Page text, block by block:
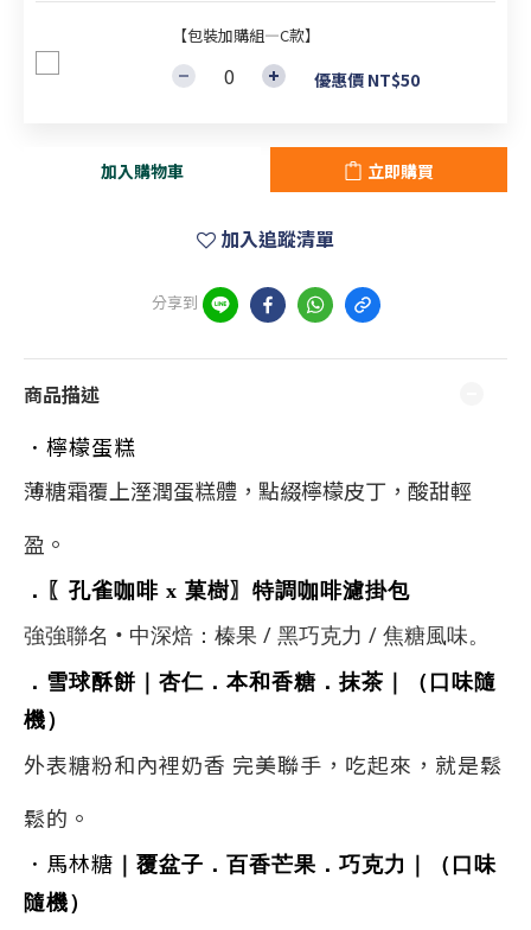
【包裝加購組—C款】
優惠價 NT$50
加入購物車 立即購買
加入追蹤清單
分享到
商品描述
．檸檬蛋糕
薄糖霜覆上溼潤蛋糕體，點綴檸檬皮丁，酸甜輕
盈。
． 〖孔雀咖啡 x 菓樹〗 特調咖啡濾掛包
強強聯名 • 中深焙：榛果 / 黑巧克力 / 焦糖風味。
．雪球酥餅 杏仁． 本和香糖．抹茶｜
（口味隨
機）
外表糖粉和內裡奶香 完美聯手，吃起來，就是鬆
鬆的。
．馬林糖 ｜覆盆子．百香芒果 ．巧克力
｜（口味
隨機）